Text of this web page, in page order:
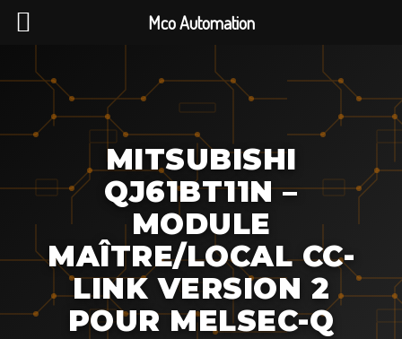
MITSUBISHI
QJ61BT11N –
MODULE
MAÎTRE/LOCAL CC-
LINK VERSION 2
POUR MELSEC-Q
Mco Automation